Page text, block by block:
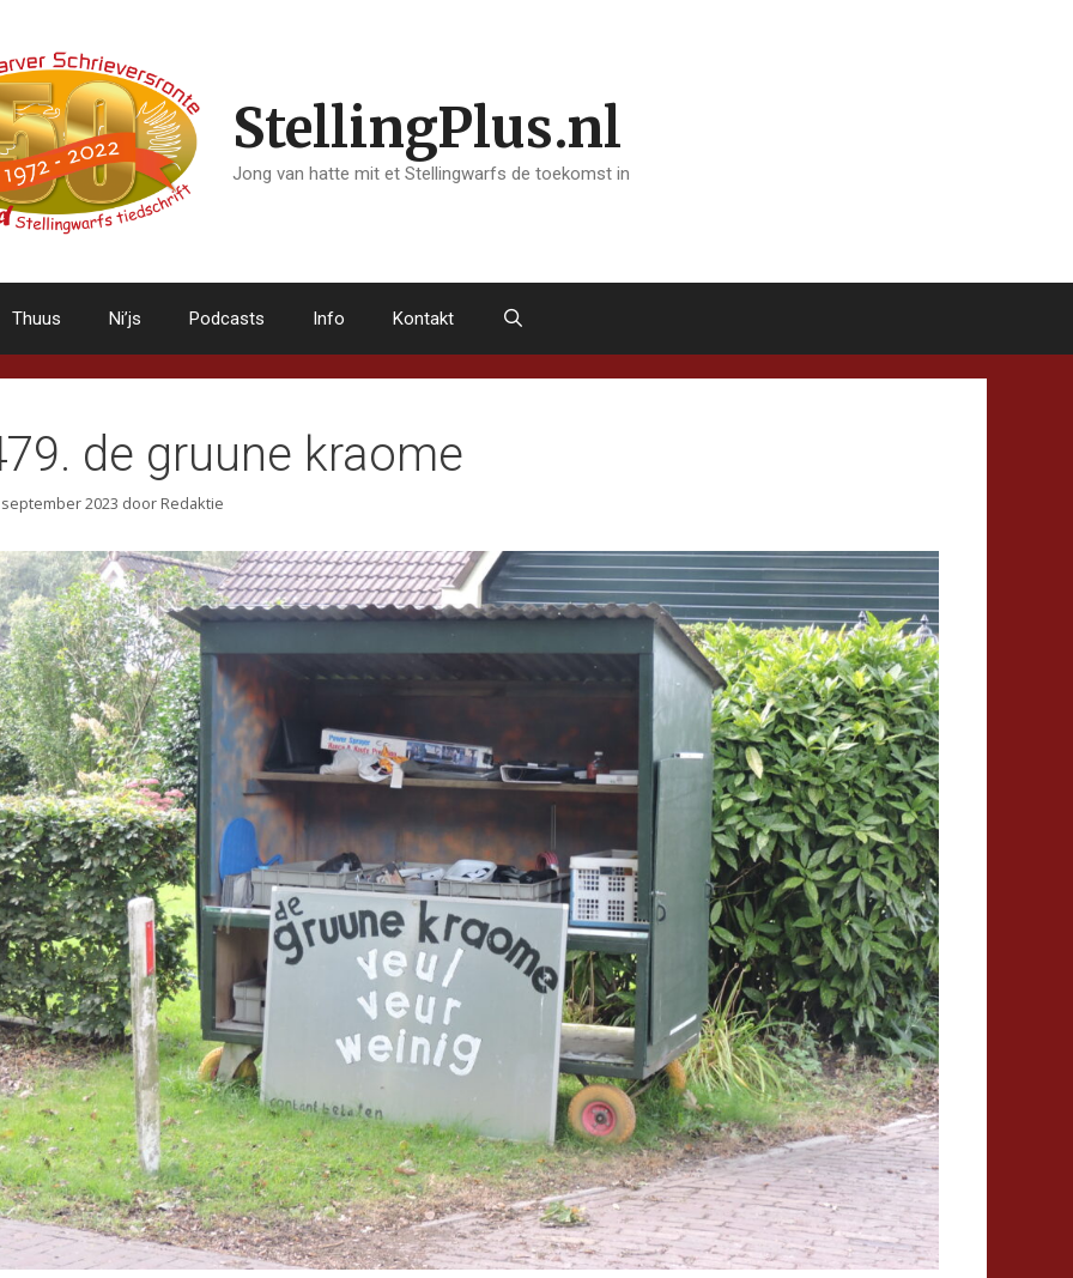
StellingPlus.nl
Jong van hatte mit et Stellingwarfs de toekomst in
Thuus Ni’js Podcasts Info Kontakt
de gruune kraome
2023 door Redaktie